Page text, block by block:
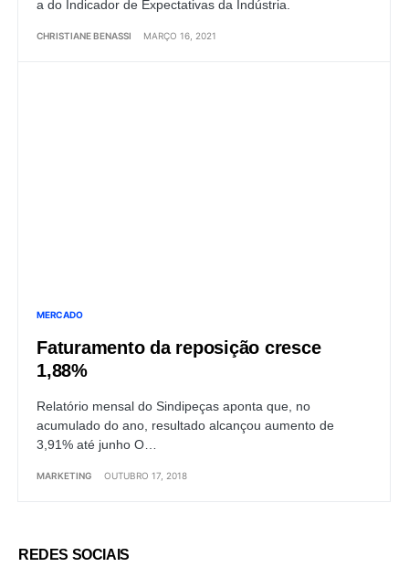
CHRISTIANE BENASSI MARÇO 16, 2021
MERCADO
Faturamento da reposição cresce
1,88%
Relatório mensal do Sindipeças aponta que, no
acumulado do ano, resultado alcançou aumento de
3,91% até junho O…
MARKETING OUTUBRO 17, 2018
REDES SOCIAIS